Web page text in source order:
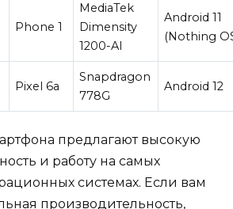
Phone 1
MediaTek
Dimensity
1200-AI
Android 11
(Nothing
Pixel 6a
Snapdragon
778G
Android 12
предлагают высокую
и работу на самых
системах. Если вам
производительность,